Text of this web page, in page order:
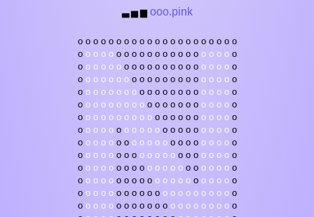
▃ ▅ ▆ ooo.pink
o o o o o o o o o o o o o o o o o o o o o
o o o o o o o o o o o o o o o o o o o o o
o o o o o o o o o o o o o o o o o o o o o
o o o o o o o o o o o o o o o o o o o o o
o o o o o o o o o o o o o o o o o o o o o
o o o o o o o o o o o o o o o o o o o o o
o o o o o o o o o o o o o o o o o o o o o
o o o o o o o o o o o o o o o o o o o o o
o o o o o o o o o o o o o o o o o o o o o
o o o o o o o o o o o o o o o o o o o o o
o o o o o o o o o o o o o o o o o o o o o
o o o o o o o o o o o o o o o o o o o o o
o o o o o o o o o o o o o o o o o o o o o
o o o o o o o o o o o o o o o o o o o o o